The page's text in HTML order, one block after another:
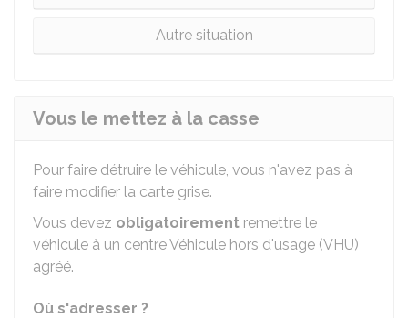
Autre situation
Vous le mettez à la casse
Pour faire détruire le véhicule, vous n'avez pas à
faire modifier la carte grise.
Vous devez obligatoirement remettre le
véhicule à un centre Véhicule hors d'usage (VHU)
agréé.
Où s'adresser ?